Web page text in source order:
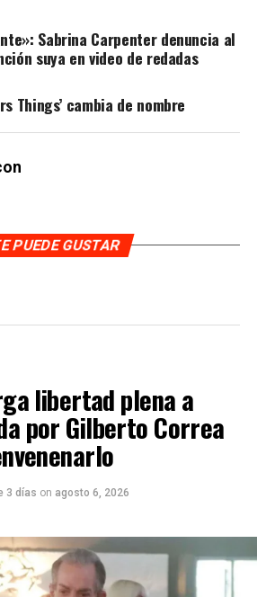
Sabrina Carpenter denuncia al
suya en video de redadas
Things’ cambia de nombre
PUEDE GUSTAR
libertad plena a
por Gilberto Correa
3 días on agosto 6, 2026